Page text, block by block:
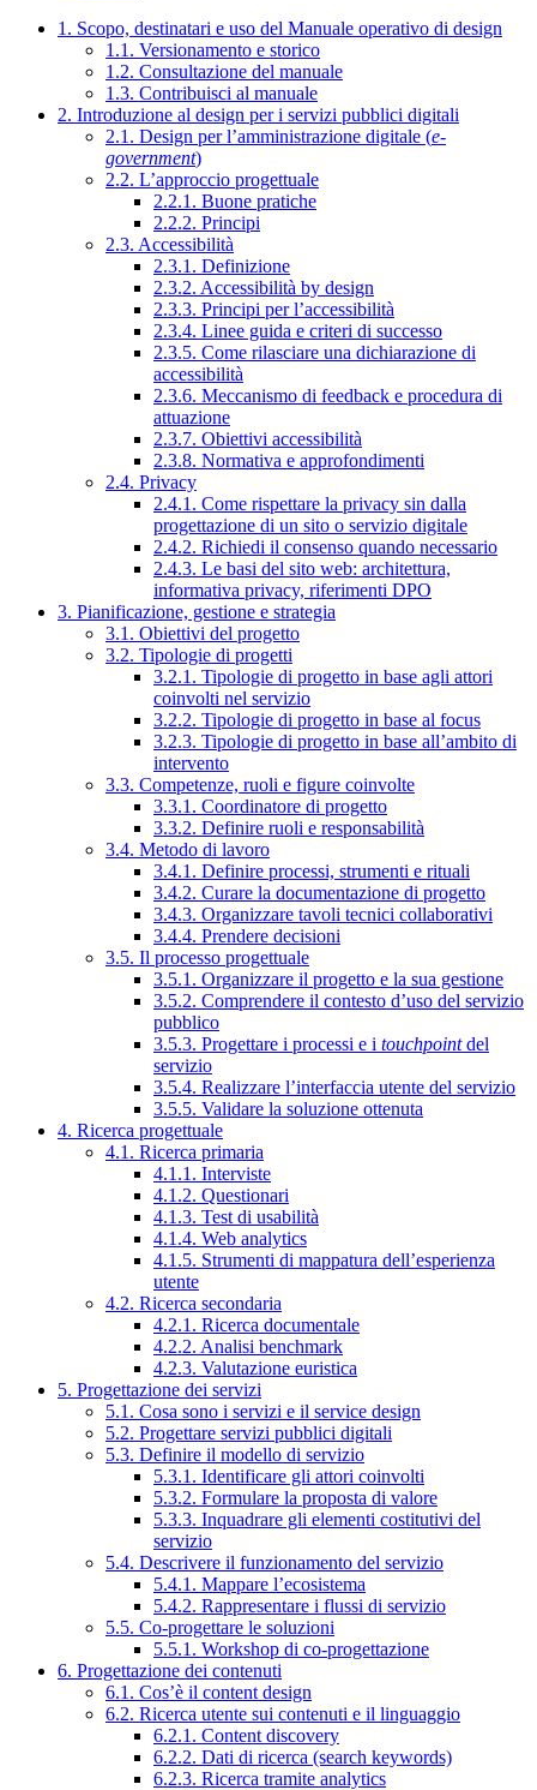
1. Scopo, destinatari e uso del Manuale operativo di design
1.1. Versionamento e storico
1.2. Consultazione del manuale
1.3. Contribuisci al manuale
2. Introduzione al design per i servizi pubblici digitali
2.1. Design per l’amministrazione digitale (e-
government)
2.2. L’approccio progettuale
2.2.1. Buone pratiche
2.2.2. Principi
2.3. Accessibilità
2.3.1. Definizione
2.3.2. Accessibilità by design
2.3.3. Principi per l’accessibilità
2.3.4. Linee guida e criteri di successo
2.3.5. Come rilasciare una dichiarazione di
accessibilità
2.3.6. Meccanismo di feedback e procedura di
attuazione
2.3.7. Obiettivi accessibilità
2.3.8. Normativa e approfondimenti
2.4. Privacy
2.4.1. Come rispettare la privacy sin dalla
progettazione di un sito o servizio digitale
2.4.2. Richiedi il consenso quando necessario
2.4.3. Le basi del sito web: architettura,
informativa privacy, riferimenti DPO
3. Pianificazione, gestione e strategia
3.1. Obiettivi del progetto
3.2. Tipologie di progetti
3.2.1. Tipologie di progetto in base agli attori
coinvolti nel servizio
3.2.2. Tipologie di progetto in base al focus
3.2.3. Tipologie di progetto in base all’ambito di
intervento
3.3. Competenze, ruoli e figure coinvolte
3.3.1. Coordinatore di progetto
3.3.2. Definire ruoli e responsabilità
3.4. Metodo di lavoro
3.4.1. Definire processi, strumenti e rituali
3.4.2. Curare la documentazione di progetto
3.4.3. Organizzare tavoli tecnici collaborativi
3.4.4. Prendere decisioni
3.5. Il processo progettuale
3.5.1. Organizzare il progetto e la sua gestione
3.5.2. Comprendere il contesto d’uso del servizio
pubblico
3.5.3. Progettare i processi e i touchpointdel
servizio
3.5.4. Realizzare l’interfaccia utente del servizio
3.5.5. Validare la soluzione ottenuta
4. Ricerca progettuale
4.1. Ricerca primaria
4.1.1. Interviste
4.1.2. Questionari
4.1.3. Test di usabilità
4.1.4. Web analytics
4.1.5. Strumenti di mappatura dell’esperienza
utente
4.2. Ricerca secondaria
4.2.1. Ricerca documentale
4.2.2. Analisi benchmark
4.2.3. Valutazione euristica
5. Progettazione dei servizi
5.1. Cosa sono i servizi e il service design
5.2. Progettare servizi pubblici digitali
5.3. Definire il modello di servizio
5.3.1. Identificare gli attori coinvolti
5.3.2. Formulare la proposta di valore
5.3.3. Inquadrare gli elementi costitutivi del
servizio
5.4. Descrivere il funzionamento del servizio
5.4.1. Mappare l’ecosistema
5.4.2. Rappresentare i flussi di servizio
5.5. Co-progettare le soluzioni
5.5.1. Workshop di co-progettazione
6. Progettazione dei contenuti
6.1. Cos’è il content design
6.2. Ricerca utente sui contenuti e il linguaggio
6.2.1. Content discovery
6.2.2. Dati di ricerca (search keywords)
6.2.3. Ricerca tramite analytics